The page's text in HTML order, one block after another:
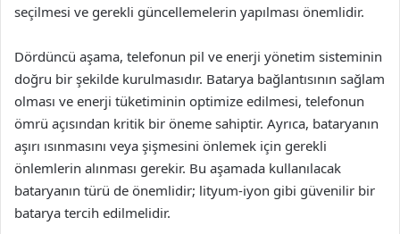
seçilmesi ve gerekli güncellemelerin yapılması önemlidir.
Dördüncü aşama, telefonun pil ve enerji yönetim sisteminin
doğru bir şekilde kurulmasıdır. Batarya bağlantısının sağlam
olması ve enerji tüketiminin optimize edilmesi, telefonun
ömrü açısından kritik bir öneme sahiptir. Ayrıca, bataryanın
aşırı ısınmasını veya şişmesini önlemek için gerekli
önlemlerin alınması gerekir. Bu aşamada kullanılacak
bataryanın türü de önemlidir; lityum-iyon gibi güvenilir bir
batarya tercih edilmelidir.